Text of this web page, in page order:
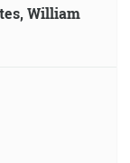
William